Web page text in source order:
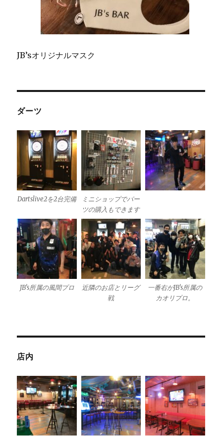
JB’sオリジナルマスク
ダーツ
Dartslive2を2台完備
ミニショップでパー
ツの購入もできます
JB’s所属の風間プロ
近隣のお店とリーグ
戦
一番右がJB’s所属の
カオリプロ。
店内